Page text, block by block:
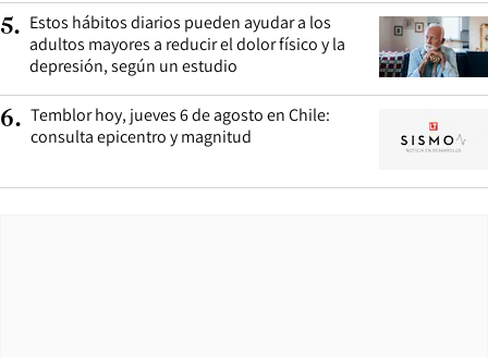
5. Estos hábitos diarios pueden ayudar a los
adultos mayores a reducir el dolor físico y la
depresión, según un estudio
6. Temblor hoy, jueves 6 de agosto en Chile:
consulta epicentro y magnitud